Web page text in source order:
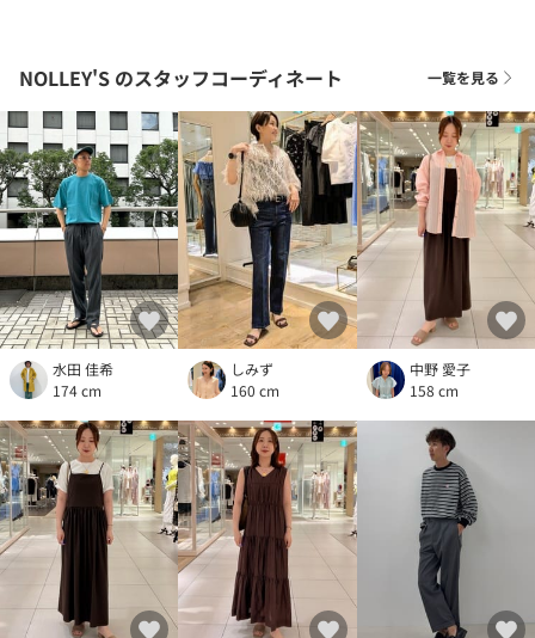
NOLLEY'S のスタッフコーディネート 一覧を見る
水田 佳希
174 cm
しみず
160 cm
中野 愛子
158 cm